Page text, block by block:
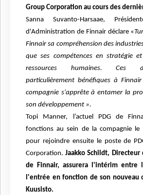
Group Corporation au cours des
Sanna Suvanto-Harsaae,
d'Administration de Finnair déclare «
Finnair sa compréhension des
que ses compétences en stratégie
ressources humaines. Ces
particulièrement bénéfiques à
compagnie s'apprête à entamer la
son développement ».
Topi Manner, l’actuel PDG de
fonctions au sein de la compagnie
pour rejoindre ensuite le poste de
Corporation.Jaakko Schildt,
de Finnair, assurera l'intérim entre
l'entrée en fonction de son nouveau
Kuusisto.